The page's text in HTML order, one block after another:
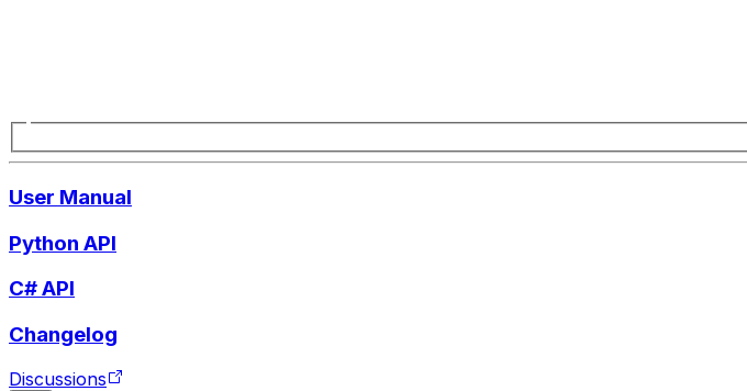
User Manual
Python API
C# API
Changelog
Discussions